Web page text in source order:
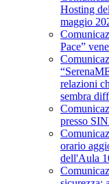
Hosting
maggio
Pace”
relazioni
sembra
presso
orario
dell'Aula